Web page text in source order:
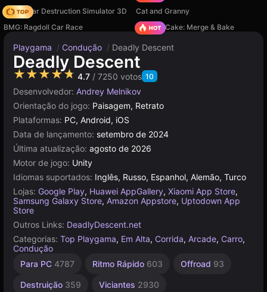
Online Car Destruction Simulator 3D
Cat and Granny
BMG: Ragdoll Car Race
Piece of Cake: Merge & Bake
Playgama / Condução / Deadly Descent
Deadly Descent
★★★★★ 4.7 / 7250 votos 10
Desenvolvedor: Andrey Melnikov
Orientação do jogo: Paisagem, Retrato
Plataformas: PC, Android, iOS
Data de lançamento: setembro de 2024
Última atualização: agosto de 2026
Motor de jogo: Unity
Idiomas suportados: Inglês, Russo, Espanhol, Alemão, Turco
Lojas: Google Play, Huawei AppGallery, Xiaomi App Store,
Samsung Galaxy Store, Amazon Appstore, Uptodown App
Store
Outros Links: DeadlyDescent.net
Categorias: Top Playgama, Em Alta, Corrida, Arcade, Carro,
Condução
Para PC 4787 Ritmo Rápido 603 Offroad 93
Destruição 359 Viciantes 2930
Veículos
Obstáculos
Velocidade
Acidentes
492
Desafios
Mesa e
5172
De 1
4116
IndieCrush e
9
Navegador
Unity
3177